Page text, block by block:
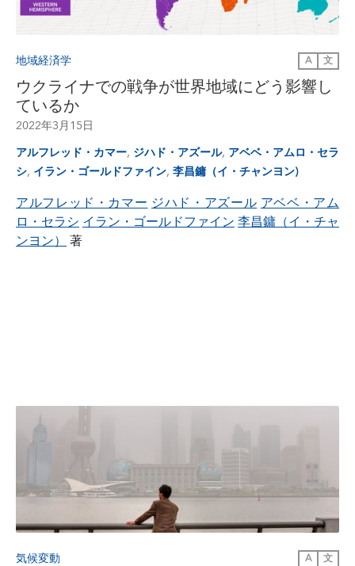
地域経済学 A 文
ウクライナでの戦争が世界地域にどう影響し
ているか
2022年3月15日
アルフレッド・カマー, ジハド・アズール, アベベ・アムロ・セラ
シ, イラン・ゴールドファイン, 李昌鏞（イ・チャンヨン)
アルフレッド・カマージハド・アズールアベベ・アム
ロ・セラシイラン・ゴールドファイン李昌鏞（イ・チャ
ンヨン）著
気候変動 A 文